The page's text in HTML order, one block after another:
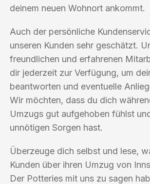
deinem neuen Wohnort ankommt.
Auch der persönliche
unseren Kunden sehr geschätzt.
freundlichen und erfahrenen
dir jederzeit zur Verfügung, um
beantworten und eventuelle
Wir möchten, dass du dich
Umzugs gut aufgehoben fühlst
unnötigen Sorgen hast.
Überzeuge dich selbst und lese,
Kunden über ihren Umzug von
Der Potteries mit uns zu sagen